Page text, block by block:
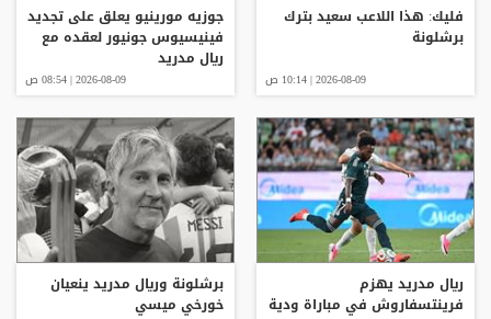
فليك: هذا اللاعب سعيد بترك
برشلونة
2026-08-09 | 10:14 ص
جوزيه مورينيو يعلق على تجديد
فينيسيوس جونيور لعقده مع
ريال مدريد
2026-08-09 | 08:54 ص
ريال مدريد يهزم
فرينتسفاروش في مباراة ودية
برشلونة وريال مدريد ينعيان
خورخي ميسي